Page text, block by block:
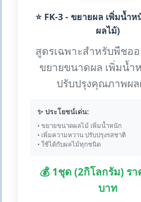
⭐ FK-3 - ขยายผล เพิ่มน้ำ
ผลไม้)
สูตรเฉพาะสำหรับพืชอ
ขยายขนาดผล เพิ่มน้ำ
ปรับปรุงคุณภาพผ
✨ ประโยชน์เด่น:
• ขยายขนาดผลไม้ เพิ่มน้ำหนัก
• เพิ่มความหวาน ปรับปรุงรสชาติ
• ใช้ได้กับผลไม้ทุกชนิด
💰 1ชุด (2กิโลกรัม) รา
บาท